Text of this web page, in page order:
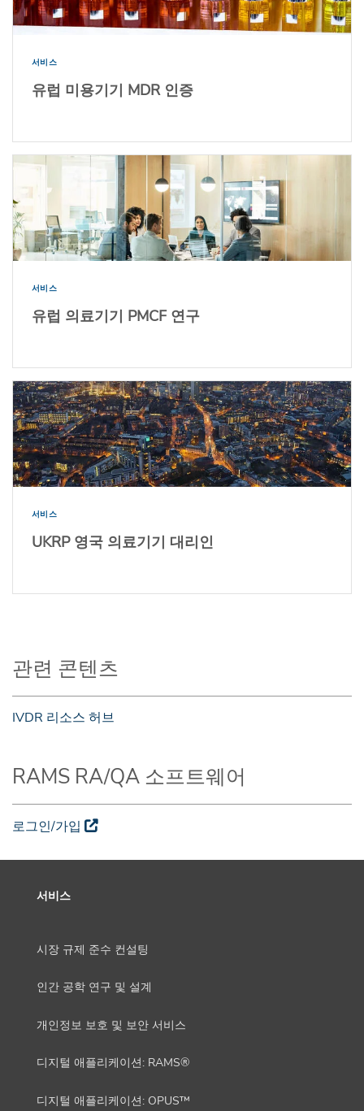
서비스
유럽 미용기기 MDR 인증
서비스
유럽 의료기기 PMCF 연구
서비스
UKRP 영국 의료기기 대리인
관련 콘텐츠
IVDR 리소스 허브
RAMS RA/QA 소프트웨어
로그인/가입
서비스
시장 규제 준수 컨설팅
인간 공학 연구 및 설계
개인정보 보호 및 보안 서비스
디지털 애플리케이션: RAMS®
디지털 애플리케이션: OPUS™